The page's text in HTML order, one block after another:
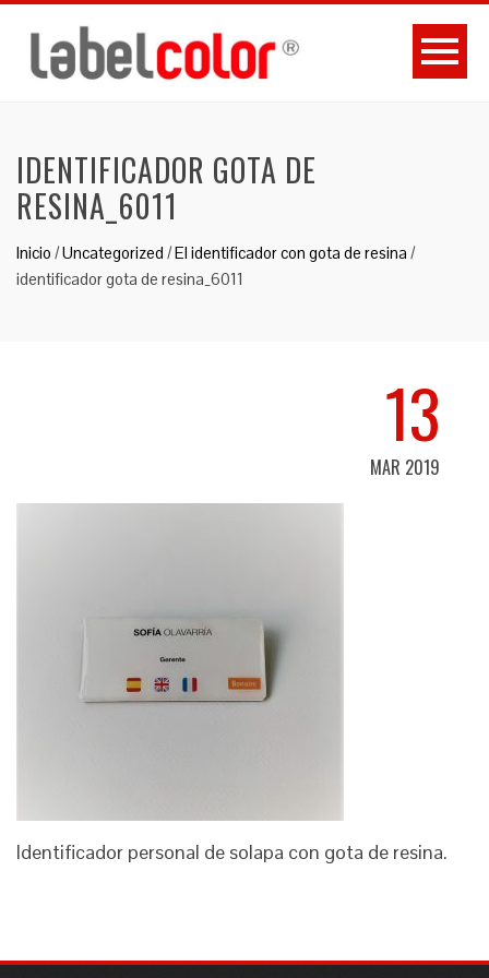
IDENTIFICADOR GOTA DE
RESINA_6011
Inicio /Uncategorized /El identificador con gota de resina /
identificador gota de resina_6011
13
MAR 2019
Identificador personal de solapa con gota de resina.